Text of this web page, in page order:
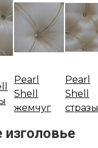
Pearl
Shell
жемчуг
Pearl
Shell
стразы
изголовье